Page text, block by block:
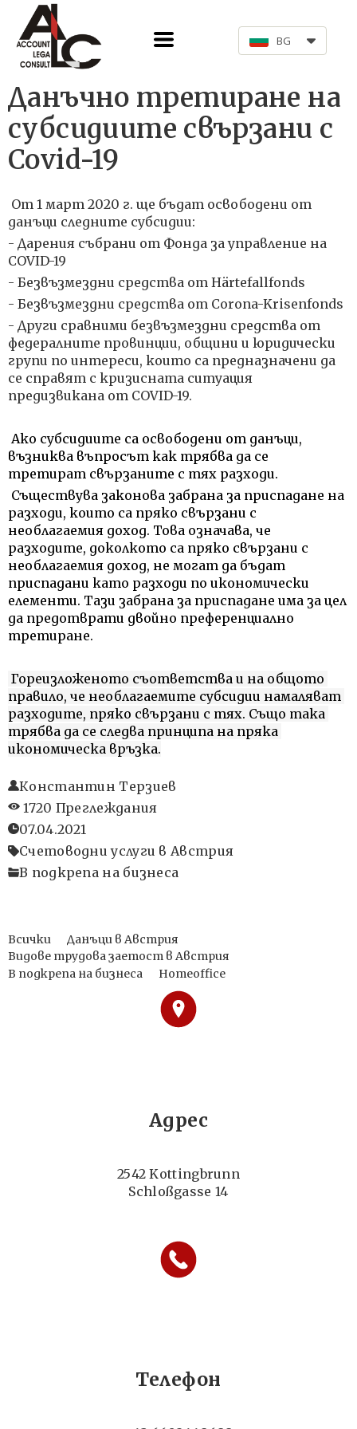
BG
Данъчно третиране на
субсидиите свързани с
Covid-19
данъци следните субсидии:
- Дарения събрани от Фонда за управление на
COVID-19
- Безвъзмездни средства от Härtefallfonds
- Безвъзмездни средства от Corona-Krisenfonds
- Други сравними безвъзмездни средства от
федералните провинции, общини и юридически
групи по интереси, които са предназначени да
се справят с кризисната ситуация
предизвикана от COVID-19.
възниква въпросът как трябва да се
третират свързаните с тях разходи.
разходи, които са пряко свързани с
необлагаемия доход. Това означава, че
разходите, доколкото са пряко свързани с
необлагаемия доход, не могат да бъдат
приспадани като разходи по икономически
елементи. Тази забрана за приспадане има за цел
да предотврати двойно преференциално
третиране.
правило, че необлагаемите субсидии намаляват
разходите, пряко свързани с тях. Също така
трябва да се следва принципа на пряка
икономическа връзка.
Константин Терзиев
1720 Преглеждания
07.04.2021
Счетоводни услуги в Австрия
В подкрепа на бизнеса
Всички
Данъци в Австрия
Видове трудова заетост в Австрия
В подкрепа на бизнеса
Homeoffice
Адрес
2542 Kottingbrunn
Schloßgasse 14
Телефон